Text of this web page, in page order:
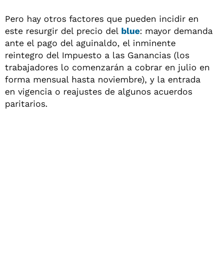
Pero hay otros factores que pueden incidir en
este resurgir del precio del blue: mayor demanda
ante el pago del aguinaldo, el inminente
reintegro del Impuesto a las Ganancias (los
trabajadores lo comenzarán a cobrar en julio en
forma mensual hasta noviembre), y la entrada
en vigencia o reajustes de algunos acuerdos
paritarios.